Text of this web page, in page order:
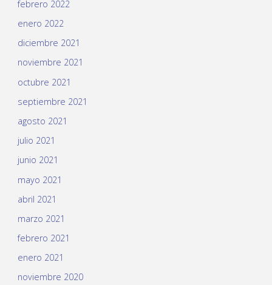
febrero 2022
enero 2022
diciembre 2021
noviembre 2021
octubre 2021
septiembre 2021
agosto 2021
julio 2021
junio 2021
mayo 2021
abril 2021
marzo 2021
febrero 2021
enero 2021
noviembre 2020